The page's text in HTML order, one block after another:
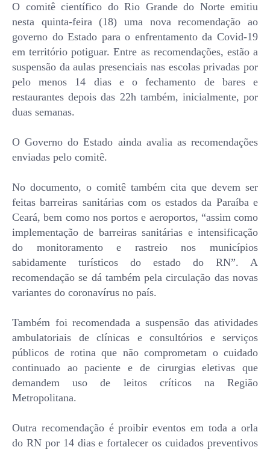
O comitê científico do Rio Grande do Norte emitiu
nesta quinta-feira (18) uma nova recomendação ao
governo do Estado para o enfrentamento da Covid-19
em território potiguar. Entre as recomendações, estão a
suspensão da aulas presenciais nas escolas privadas por
pelo menos 14 dias e o fechamento de bares e
restaurantes depois das 22h também, inicialmente, por
duas semanas.
O Governo do Estado ainda avalia as recomendações
enviadas pelo comitê.
No documento, o comitê também cita que devem ser
feitas barreiras sanitárias com os estados da Paraíba e
Ceará, bem como nos portos e aeroportos, “assim como
implementação de barreiras sanitárias e intensificação
do monitoramento e rastreio nos municípios
sabidamente turísticos do estado do RN”. A
recomendação se dá também pela circulação das novas
variantes do coronavírus no país.
Também foi recomendada a suspensão das atividades
ambulatoriais de clínicas e consultórios e serviços
públicos de rotina que não comprometam o cuidado
continuado ao paciente e de cirurgias eletivas que
demandem uso de leitos críticos na Região
Metropolitana.
Outra recomendação é proibir eventos em toda a orla
do RN por 14 dias e fortalecer os cuidados preventivos